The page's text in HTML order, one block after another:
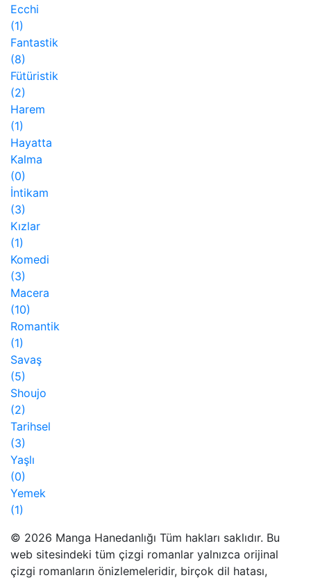
Ecchi
(1)
Fantastik
(8)
Fütüristik
(2)
Harem
(1)
Hayatta
Kalma
(0)
İntikam
(3)
Kızlar
(1)
Komedi
(3)
Macera
(10)
Romantik
(1)
Savaş
(5)
Shoujo
(2)
Tarihsel
(3)
Yaşlı
(0)
Yemek
(1)
© 2026 Manga Hanedanlığı Tüm hakları saklıdır. Bu
web sitesindeki tüm çizgi romanlar yalnızca orijinal
çizgi romanların önizlemeleridir, birçok dil hatası,